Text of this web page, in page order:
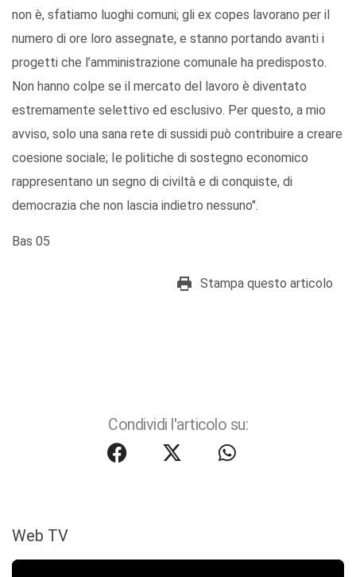
non è, sfatiamo luoghi comuni; gli ex copes lavorano per il
numero di ore loro assegnate, e stanno portando avanti i
progetti che l’amministrazione comunale ha predisposto.
Non hanno colpe se il mercato del lavoro è diventato
estremamente selettivo ed esclusivo. Per questo, a mio
avviso, solo una sana rete di sussidi può contribuire a creare
coesione sociale; Ie politiche di sostegno economico
rappresentano un segno di civiltà e di conquiste, di
democrazia che non lascia indietro nessuno".
Bas 05
Stampa questo articolo
Condividi l'articolo su:
Web TV